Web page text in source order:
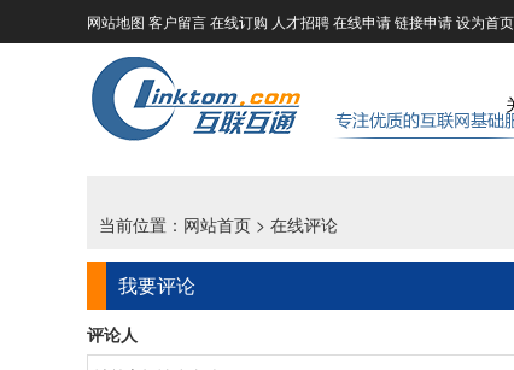
网站地图 客户留言在线订购 人才招聘在线申请链接申请设为首页
当前位置： 网站首页 > 在线评论
我要评论
评论人